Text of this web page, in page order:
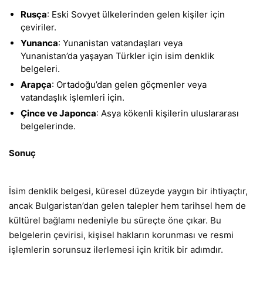
Rusça: Eski Sovyet ülkelerinden gelen kişiler için
çeviriler.
Yunanca: Yunanistan vatandaşları veya
Yunanistan’da yaşayan Türkler için isim denklik
belgeleri.
Arapça: Ortadoğu’dan gelen göçmenler veya
vatandaşlık işlemleri için.
Çince ve Japonca: Asya kökenli kişilerin uluslararası
belgelerinde.
Sonuç
İsim denklik belgesi, küresel düzeyde yaygın bir ihtiyaçtır,
ancak Bulgaristan’dan gelen talepler hem tarihsel hem de
kültürel bağlamı nedeniyle bu süreçte öne çıkar. Bu
belgelerin çevirisi, kişisel hakların korunması ve resmi
işlemlerin sorunsuz ilerlemesi için kritik bir adımdır.